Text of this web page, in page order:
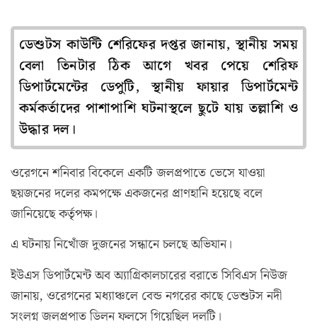
ডেশুটস কাউন্টি শেরিফের দপ্তর জানায়, স্থানীয় সময়
বেলা তিনটার ঠিক আগে খবর পেয়ে শেরিফ
ডিপার্টমেন্টের ডেপুটি, স্থানীয় ফায়ার ডিপার্টমেন্ট
কর্মকর্তাদের পাশাপাশি ঘটনাস্থলে ছুটে যায় তল্লাশি ও
উদ্ধার দল।
ওরেগনে শনিবার বিকেলে একটি জলপ্রপাতে ভেসে যাওয়া
ছয়জনের দলের কমপক্ষে একজনের প্রাণহানি হয়েছে বলে
জানিয়েছে কর্তৃপক্ষ।
এ ঘটনায় নিখোঁজ দুজনের সন্ধানে চলছে অভিযান।
ইউএস ডিপার্টমেন্ট অব অ্যাগ্রিকালচারের বরাতে সিবিএস নিউজ
জানায়, ওরেগনের মধ্যাঞ্চলে বেন্ড নগরের কাছে ডেশুটস নদী
সংলগ্ন জলপ্রপাত ডিলন ফলসে গিয়েছিল দলটি।